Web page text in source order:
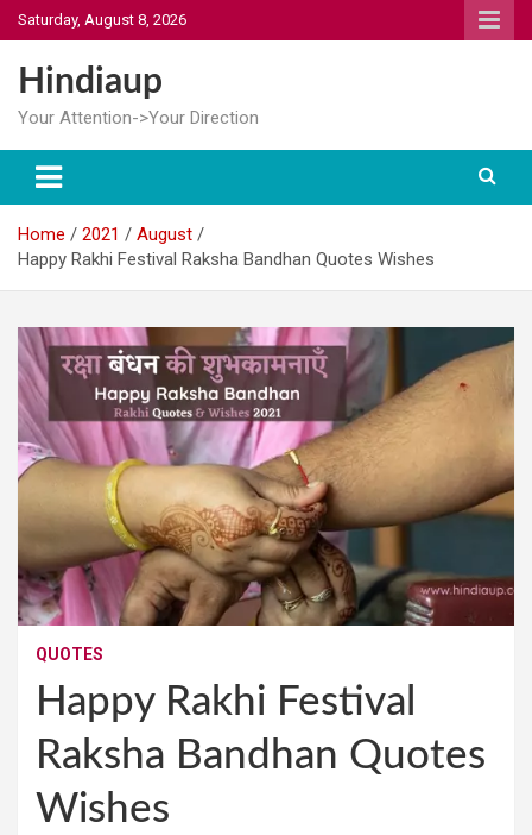
Skip
to
content
Saturday, August 8, 2026
Hindiaup
Your Attention->Your Direction
Home 2021
August
Happy Rakhi Festival Raksha Bandhan Quotes Wishes
QUOTES
Happy Rakhi Festival
Raksha Bandhan Quotes
Wishes